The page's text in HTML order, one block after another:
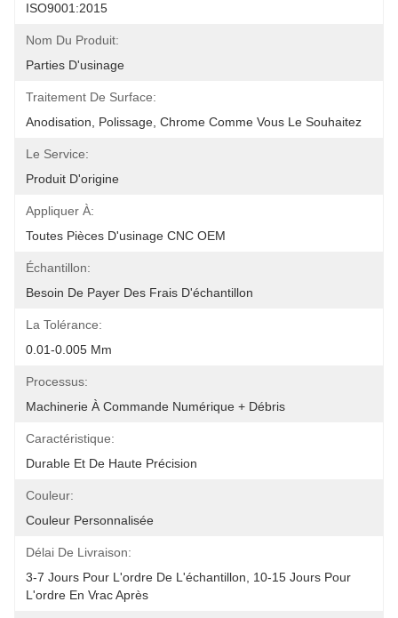
ISO9001:2015
Nom Du Produit:
Parties D'usinage
Traitement De Surface:
Anodisation, Polissage, Chrome Comme Vous Le Souhaitez
Le Service:
Produit D'origine
Appliquer À:
Toutes Pièces D'usinage CNC OEM
Échantillon:
Besoin De Payer Des Frais D'échantillon
La Tolérance:
0.01-0.005 Mm
Processus:
Machinerie À Commande Numérique + Débris
Caractéristique:
Durable Et De Haute Précision
Couleur:
Couleur Personnalisée
Délai De Livraison:
3-7 Jours Pour L'ordre De L'échantillon, 10-15 Jours Pour
L'ordre En Vrac Après